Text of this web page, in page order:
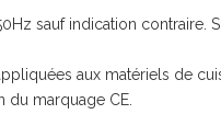
sauf indication
aux matériels de
du marquage CE.